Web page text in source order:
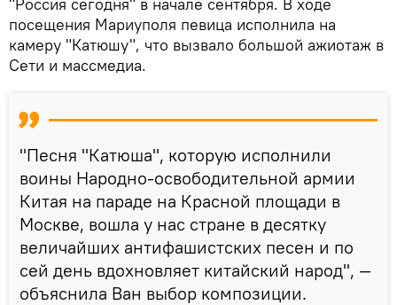
посещения Мариуполя певица исполнила на
камеру "Катюшу", что вызвало большой ажиотаж в
Сети и массмедиа.
"Песня "Катюша", которую исполнили
воины Народно-освободительной армии
Китая на параде на Красной площади в
Москве, вошла у нас стране в десятку
величайших антифашистских песен и по
сей день вдохновляет китайский народ", —
объяснила Ван выбор композиции.